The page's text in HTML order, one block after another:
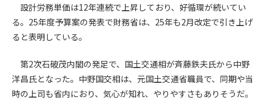
設計労務単価は12年連続で上昇しており、好循環が続いてい
る。25年度予算案の発表で財務省は、25年も2月改定で引き上げ
ると表明している。
第2次石破茂内閣の発足で、国土交通相が斉藤鉄夫氏から中野
洋昌氏となった。中野国交相は、元国土交通省職員で、同期や当
時の上司も省内におり、気心が知れ、やりやすさもありそうだ。
(1) 第三者または管理者の著作権、その他知的所有権を侵害す
る行為
(2) 第三者または管理者の財産、プライバシー等を侵害する行
(3) 第三者または管理者を誹謗中傷する行為
(4) 有害なコンピュータプログラム等を送信又は書き込む行為
(5) 第三者に不利益を与える行為